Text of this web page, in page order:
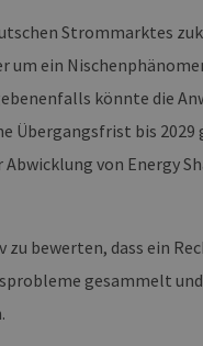
Strommarktes
um ein
könnte die
Übergangsfrist bis 2029
von Energy
bewerten, dass ein
gesammelt
Analysedienstes von
Benutzer zu unterscheiden,
zugewiesen wird. Es ist in
wird zur Berechnung von
Analyseberichte
um den Sitzungsstatus